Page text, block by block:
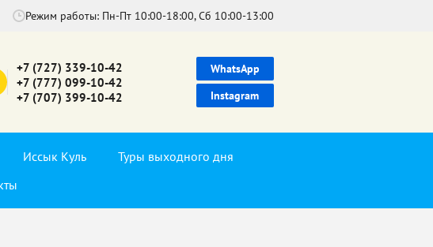
Режим работы: Пн-Пт 10:00-18:00, Сб 10:00-13:00
+7 (727) 339-10-42
+7 (777) 099-10-42
+7 (707) 399-10-42
WhatsApp
Instagram
Иссык Куль
Туры выходного дня